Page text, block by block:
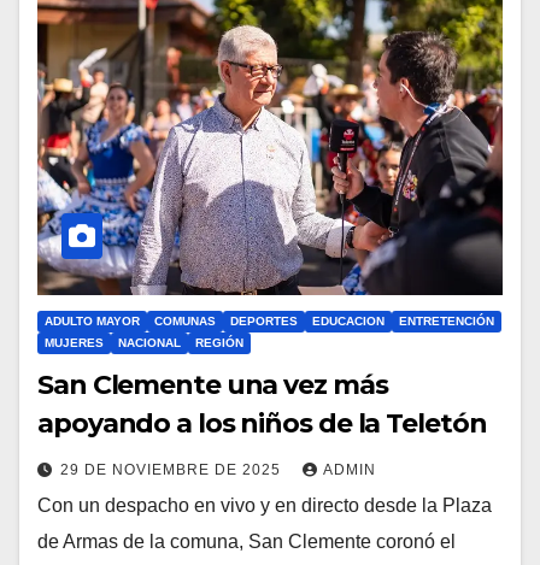
ADULTO MAYOR COMUNAS DEPORTES EDUCACION
ENTRETENCIÓN
MUJERES
NACIONAL REGIÓN
San Clemente una vez más
apoyando a los niños de la Teletón
29 DE NOVIEMBRE DE 2025 ADMIN
Con un despacho en vivo y en directo desde la Plaza
de Armas de la comuna, San Clemente coronó el